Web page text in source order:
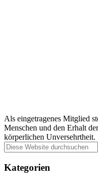
Als eingetragenes Mitglied
Menschen und den Erhalt
körperlichen Unversehrtheit.
Primäre
Seitenleiste
Diese
Website
durchsuchen
Kategorien